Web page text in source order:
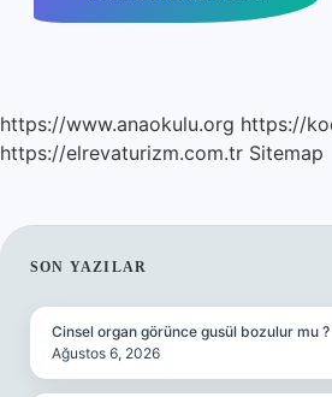
https://www.anaokulu.org https://
https://elrevaturizm.com.tr Sitemap
SIDEBAR
SON YAZILAR
Cinsel organ görünce gusül bozulur mu ?
Ağustos 6, 2026